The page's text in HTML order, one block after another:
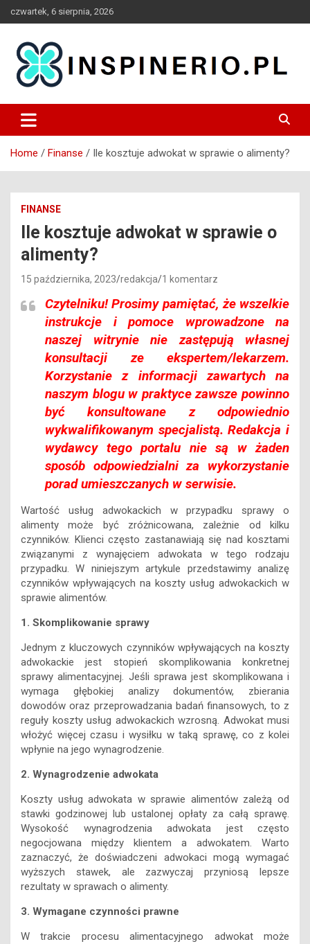
to
czwartek, 6 sierpnia, 2026
Inspinerio
Home Finanse Ile kosztuje adwokat w sprawie o alimenty?
FINANSE
Ile kosztuje adwokat w sprawie o
alimenty?
15 października, 2023 redakcja 1 komentarz
Czytelniku!Prosimy pamiętać, że wszelkie
instrukcje i pomoce wprowadzone na
naszej witrynie nie zastępują własnej
konsultacji ze ekspertem/lekarzem.
Korzystanie z informacji zawartych na
naszym blogu w praktyce zawsze powinno
być konsultowane z odpowiednio
wykwalifikowanym specjalistą. Redakcja i
wydawcy tego portalu nie są w żaden
sposób odpowiedzialni za wykorzystanie
porad umieszczanych w serwisie.
Wartość usług adwokackich w przypadku sprawy o
alimenty może być zróżnicowana, zależnie od kilku
czynników. Klienci często zastanawiają się nad kosztami
związanymi z wynajęciem adwokata w tego rodzaju
przypadku. W niniejszym artykule przedstawimy analizę
czynników wpływających na koszty usług adwokackich w
sprawie alimentów.
1. Skomplikowanie sprawy
Jednym z kluczowych czynników wpływających na koszty
adwokackie jest stopień skomplikowania konkretnej
sprawy alimentacyjnej. Jeśli sprawa jest skomplikowana i
wymaga głębokiej analizy dokumentów, zbierania
dowodów oraz przeprowadzania badań finansowych, to z
reguły koszty usług adwokackich wzrosną. Adwokat musi
włożyć więcej czasu i wysiłku w taką sprawę, co z kolei
wpłynie na jego wynagrodzenie.
2. Wynagrodzenie adwokata
Koszty usług adwokata w sprawie alimentów zależą od
stawki godzinowej lub ustalonej opłaty za całą sprawę.
Wysokość wynagrodzenia adwokata jest często
negocjowana między klientem a adwokatem. Warto
zaznaczyć, że doświadczeni adwokaci mogą wymagać
wyższych stawek, ale zazwyczaj przyniosą lepsze
rezultaty w sprawach o alimenty.
3. Wymagane czynności prawne
W trakcie procesu alimentacyjnego adwokat może